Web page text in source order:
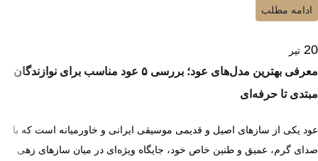
ادامه مطلب
20 تیر
معرفی بهترین مدل‌های عود؛ بررسی ۵ عود مناسب برای نوازندگان
مبتدی تا حرفه‌ای
عود یکی از سازهای اصیل و قدیمی موسیقی ایرانی و خاورمیانه است که با
صدای گرم، عمیق و طنین خاص خود، جایگاه ویژه‌ای در میان سازهای زهی